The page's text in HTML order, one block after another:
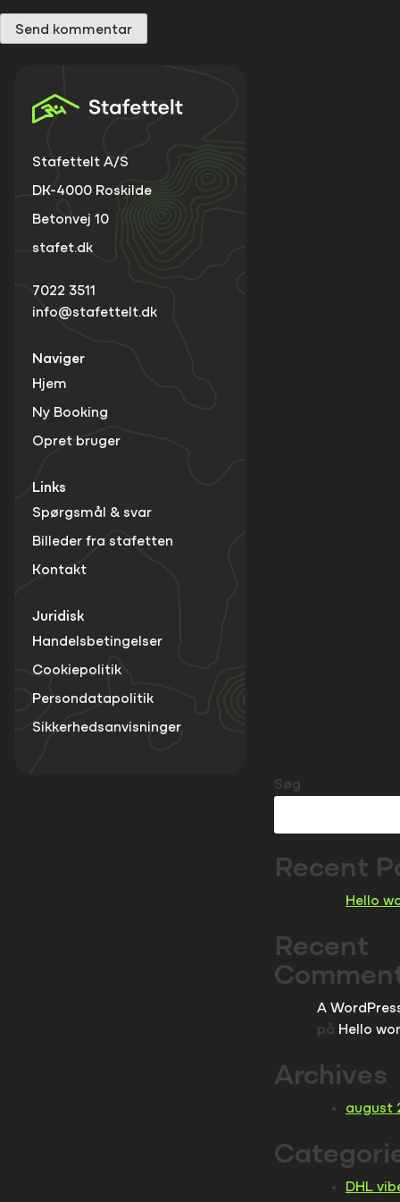
Søg
Recent
Hello
Recent
A
på Hello
Archives
august
DHL
Stafettelt A/S
DK-4000 Roskilde
Betonvej 10
stafet.dk
7022 3511
info@stafettelt.dk
Naviger
Hjem
Ny Booking
Opret bruger
Links
Spørgsmål & svar
Billeder fra stafetten
Kontakt
Juridisk
Handelsbetingelser
Cookiepolitik
Persondatapolitik
Sikkerhedsanvisninger